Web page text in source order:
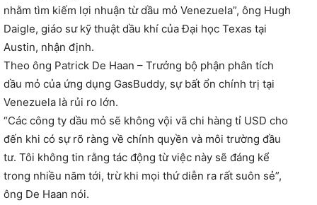
nhằm tìm kiếm lợi nhuận từ dầu mỏ Venezuela”, ông Hugh
Daigle, giáo sư kỹ thuật dầu khí của Đại học Texas tại
Austin, nhận định.
Theo ông Patrick De Haan – Trưởng bộ phận phân tích
dầu mỏ của ứng dụng GasBuddy, sự bất ổn chính trị tại
Venezuela là rủi ro lớn.
“Các công ty dầu mỏ sẽ không vội vã chi hàng tỉ USD cho
đến khi có sự rõ ràng về chính quyền và môi trường đầu
tư. Tôi không tin rằng tác động từ việc này sẽ đáng kể
trong nhiều năm tới, trừ khi mọi thứ diễn ra rất suôn sẻ”,
ông De Haan nói.